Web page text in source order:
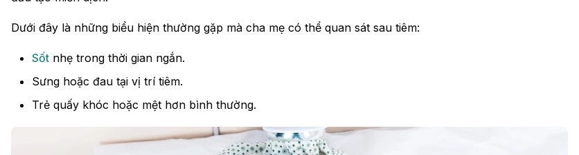
Dưới đây là những biểu hiện thường gặp mà cha mẹ có thể quan sát sau tiêm:
Sốt nhẹ trong thời gian ngắn.
Sưng hoặc đau tại vị trí tiêm.
Trẻ quấy khóc hoặc mệt hơn bình thường.